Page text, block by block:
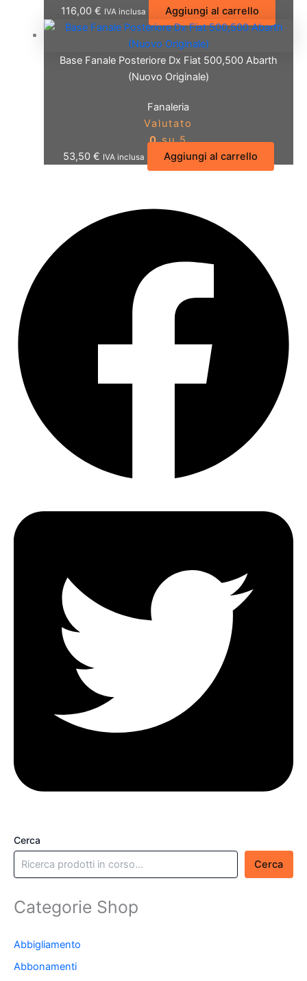
116,00€ IVA inclusa Aggiungi al carrello
Base Fanale Posteriore Dx Fiat 500,500 Abarth
(Nuovo Originale)
Fanaleria
Valutato
0su 5
53,50 € IVA inclusa Aggiungi al carrello
Cerca
Cerca
Categorie Shop
Abbigliamento
Abbonamenti